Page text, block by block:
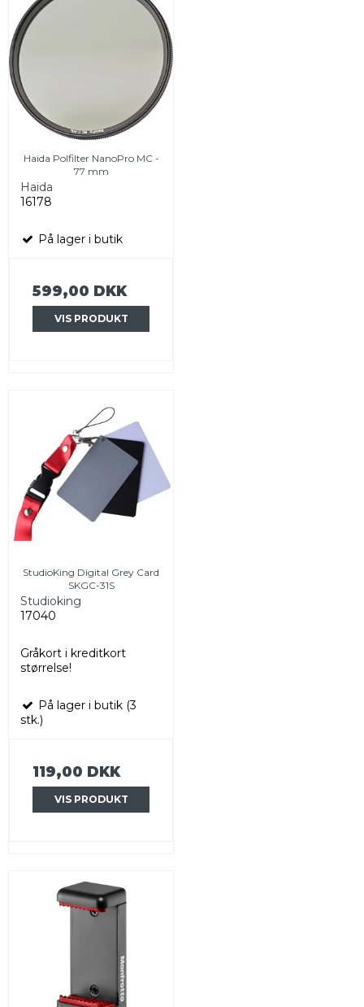
Haida Polfilter NanoPro MC -
77 mm
Haida
16178
På lager i butik
599,00 DKK
VIS PRODUKT
StudioKing Digital Grey Card
SKGC-31S
Studioking
17040
Gråkort i kreditkort
størrelse!
På lager i butik (3
stk.)
119,00 DKK
VIS PRODUKT